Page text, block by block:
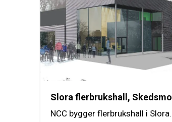
Slora flerbrukshall, Skedsmo
NCC bygger flerbrukshall i Slora.